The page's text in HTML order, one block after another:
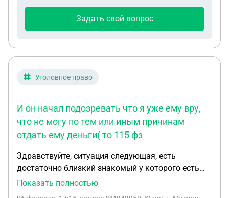
Задать свой вопрос
Уголовное право
И он начал подозревать что я уже ему вру,
что не могу по тем или иным причинам
отдать ему деньги( то 115 фз
Здравствуйте, ситуация следующая, есть
достаточно близкий знакомый у которого есть
свой бизнес, но уже на протяжение долгого
Показать полностью